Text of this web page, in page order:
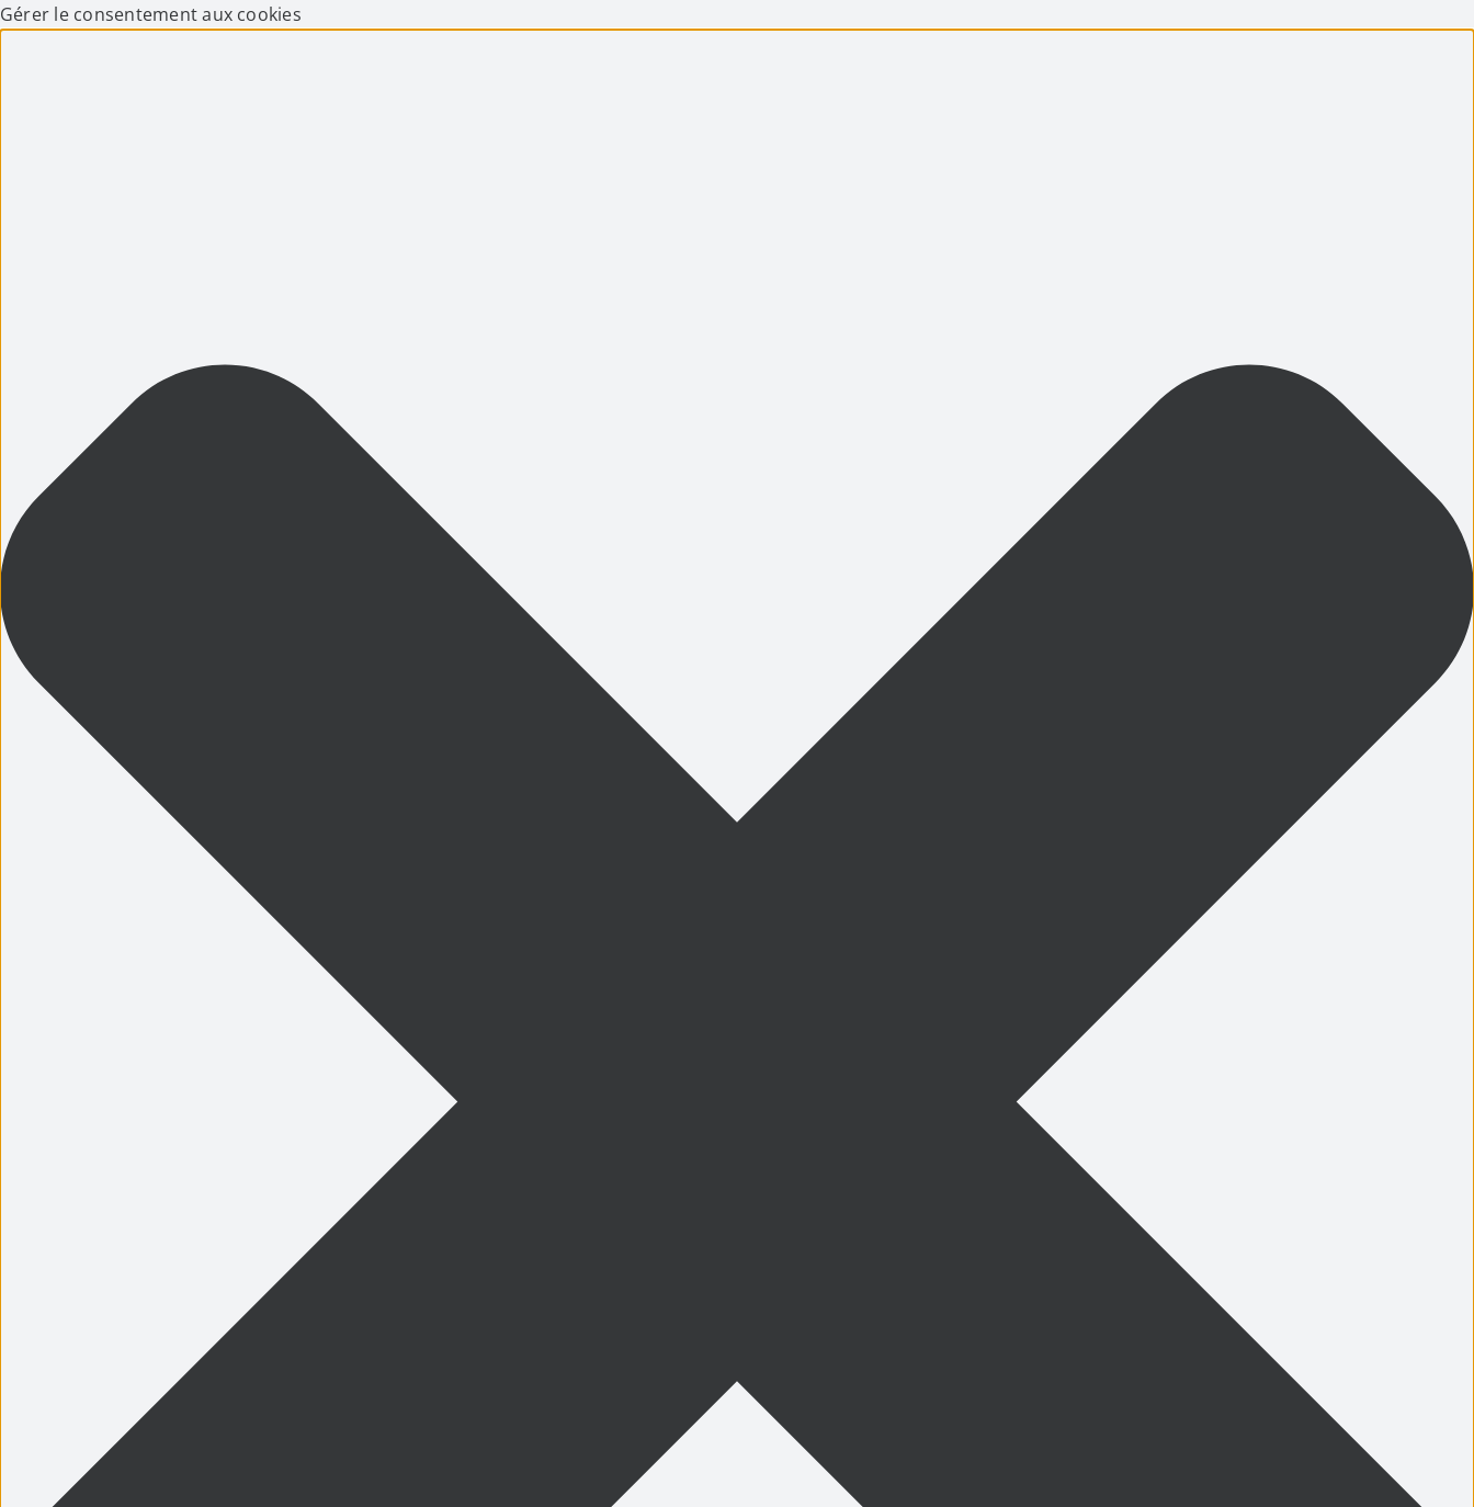
Gérer le consentement aux cookies